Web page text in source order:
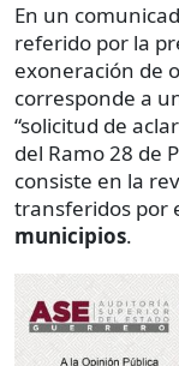
En un
referido por la
exoneración de
corresponde a
“solicitud de
del Ramo 28 de
consiste en la
transferidos por
municipios.